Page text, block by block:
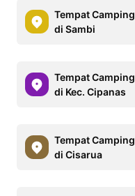
Tempat Camping
di Sambi
Tempat Camping
di Kec. Cipanas
Tempat Camping
di Cisarua